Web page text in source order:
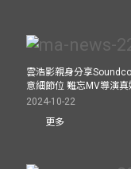
雲浩影親身分享
意細節位 難忘MV導演
2024-10-22
更多